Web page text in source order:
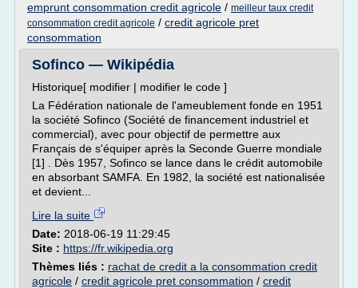
emprunt consommation credit agricole / meilleur taux credit
consommation credit agricole / credit agricole pret
consommation
Sofinco — Wikipédia
Historique[ modifier | modifier le code ]
La Fédération nationale de l'ameublement fonde en 1951
la société Sofinco (Société de financement industriel et
commercial), avec pour objectif de permettre aux
Français de s'équiper après la Seconde Guerre mondiale
[1] . Dès 1957, Sofinco se lance dans le crédit automobile
en absorbant SAMFA. En 1982, la société est nationalisée
et devient...
Lire la suite
Date: 2018-06-19 11:29:45
Site : https://fr.wikipedia.org
Thèmes liés : rachat de credit a la consommation credit
agricole / credit agricole pret consommation / credit